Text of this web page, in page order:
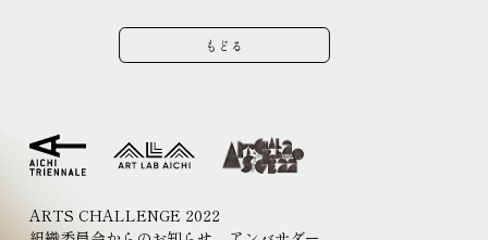
もどる
ARTS CHALLENGE 2022